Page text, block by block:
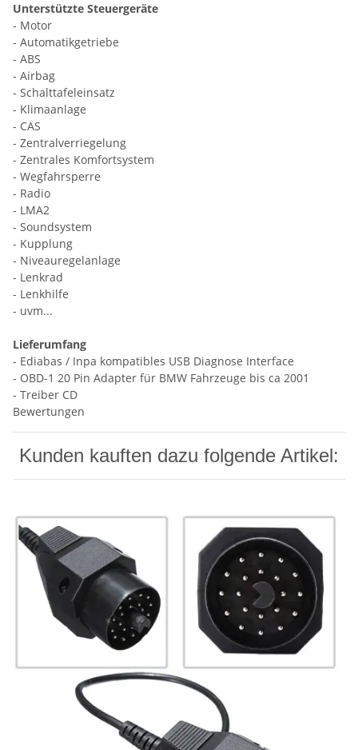
Unterstützte Steuergeräte
- Motor
- Automatikgetriebe
- ABS
- Airbag
- Schalttafeleinsatz
- Klimaanlage
- CAS
- Zentralverriegelung
- Zentrales Komfortsystem
- Wegfahrsperre
- Radio
- LMA2
- Soundsystem
- Kupplung
- Niveauregelanlage
- Lenkrad
- Lenkhilfe
- uvm...
Lieferumfang
- Ediabas / Inpa kompatibles USB Diagnose Interface
- OBD-1 20 Pin Adapter für BMW Fahrzeuge bis ca 2001
- Treiber CD
Bewertungen
Kunden kauften dazu folgende Artikel: